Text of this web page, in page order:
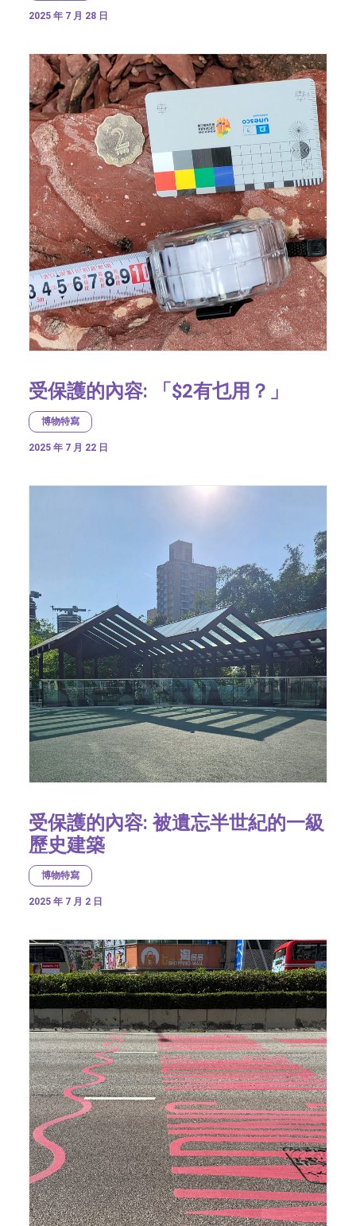
2025 年 7 月 28 日
受保護的內容: 「$2有乜用？」
博物特寫
2025 年 7 月 22 日
受保護的內容: 被遺忘半世紀的一級
歷史建築
博物特寫
2025 年 7 月 2 日